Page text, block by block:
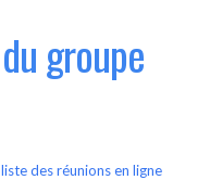
groupe
des réunions en ligne